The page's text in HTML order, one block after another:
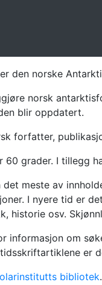
den norske
norsk
blir oppdatert.
forfatter,
grader. I tillegg
meste av
I nyere tid er
historie osv.
informasjon om
er
bibliotek.